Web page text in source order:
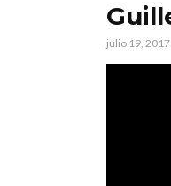
julio 19, 2017